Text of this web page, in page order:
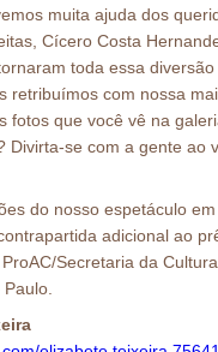
muita ajuda dos
Cícero Costa
toda essa
retribuímos com nossa
fotos que você vê na
Divirta-se com a gente ao
do nosso espetáculo
adicional ao
Secretaria da